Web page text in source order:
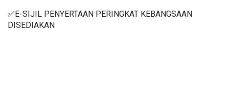
✅E-SIJIL PENYERTAAN PERINGKAT KEBANGSAAN
DISEDIAKAN